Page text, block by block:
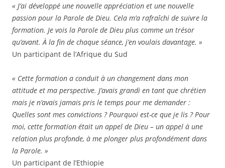
« J’ai développé une nouvelle appréciation et une nouvelle
passion pour la Parole de Dieu. Cela m’a rafraîchi de suivre la
formation. Je vois la Parole de Dieu plus comme un trésor
qu’avant. À la fin de chaque séance, j’en voulais davantage. »
Un participant de l’Afrique du Sud
« Cette formation a conduit à un changement dans mon
attitude et ma perspective. J’avais grandi en tant que chrétien
mais je n’avais jamais pris le temps pour me demander :
Quelles sont mes convictions ? Pourquoi est-ce que je lis ? Pour
moi, cette formation était un appel de Dieu – un appel à une
relation plus profonde, à me plonger plus profondément dans
la Parole. »
Un participant de l’Ethiopie